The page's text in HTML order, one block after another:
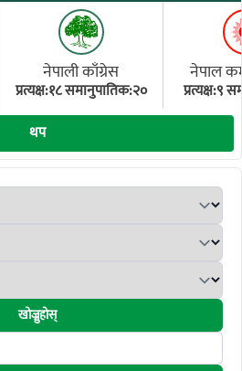
नेपाली काँग्रेस
प्रत्यक्ष:१८ समानुपातिक:२०
नेपाल
प्रत्यक्ष:९
थप
खोज्नुहोस्